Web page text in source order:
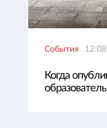
События 12:08
Когда